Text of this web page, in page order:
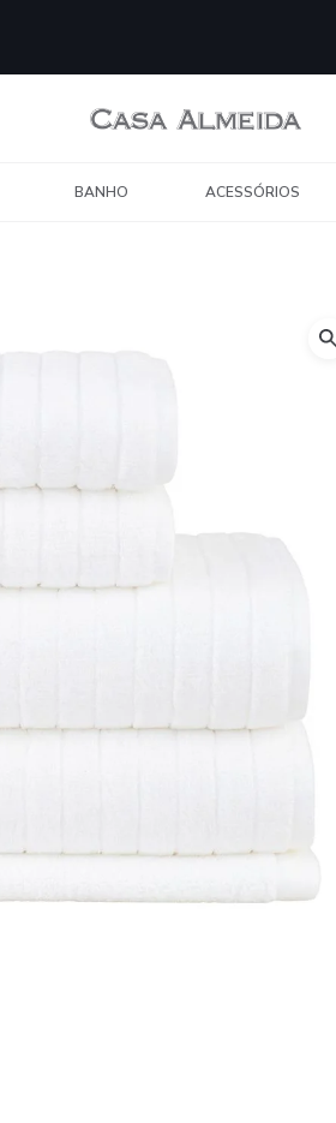
BANHO ACESSÓRIOS